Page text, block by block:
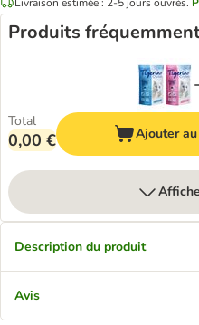
Produits
Total
0,00 € Ajouter
Description du produit
Avis